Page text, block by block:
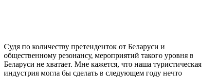
Судя по количеству претенденток от Беларуси и
общественному резонансу, мероприятий такого уровня в
Беларуси не хватает. Мне кажется, что наша туристическая
индустрия могла бы сделать в следующем году нечто